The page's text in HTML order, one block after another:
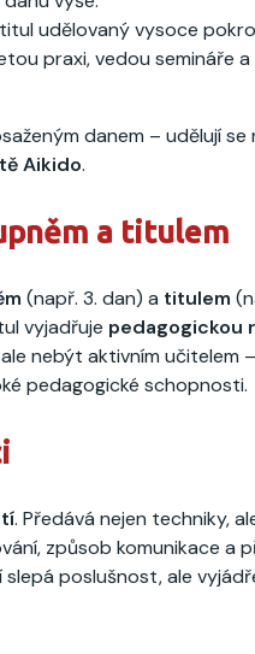
udělovaný vysoce
praxi, vedou semináře
danem – udělují se
Aikido.
a titulem
(např. 3. dan) a titulem
vyjadřuje pedagogickou
nebýt aktivním učitelem
pedagogické schopnosti.
. Předává nejen techniky,
způsob komunikace a
slepá poslušnost, ale